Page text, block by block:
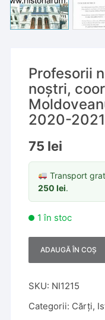
Profesorii
noștri,
2020-2021
75 lei
Transport
250lei.
1 în stoc
ADAUGĂ ÎN COȘ
t
SKU: NI1215
Categorii: Cărți,